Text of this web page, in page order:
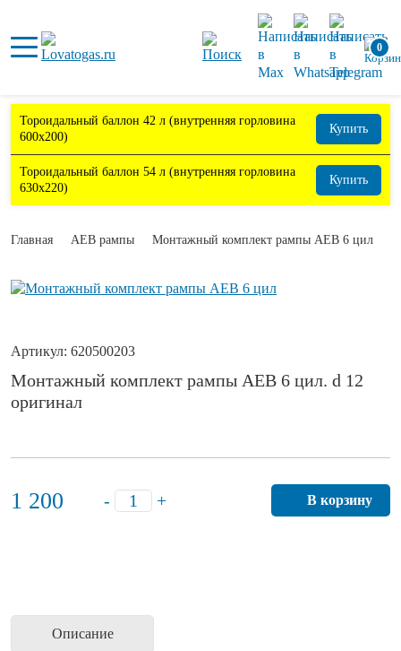
0
Тороидальный баллон 42 л (внутренняя горловина
600х200)
Купить
Тороидальный баллон 54 л (внутренняя горловина
630х220)
Купить
Главная АЕВ рампы Монтажный комплект рампы АЕВ 6 цил
Артикул: 620500203
Монтажный комплект рампы АЕВ 6 цил. d 12
оригинал
1 200 - + В корзину
Описание